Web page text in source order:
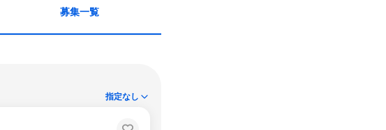
募集一覧
指定なし